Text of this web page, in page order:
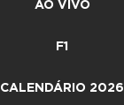
AO VIVO
F1
CALENDÁRIO 2026